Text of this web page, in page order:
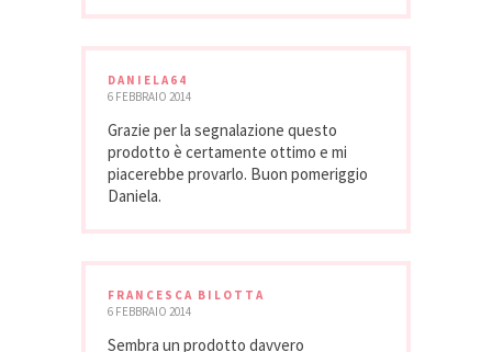
DANIELA64
6 FEBBRAIO 2014
Grazie per la segnalazione questo
prodotto è certamente ottimo e mi
piacerebbe provarlo. Buon pomeriggio
Daniela.
FRANCESCA BILOTTA
6 FEBBRAIO 2014
Sembra un prodotto davvero